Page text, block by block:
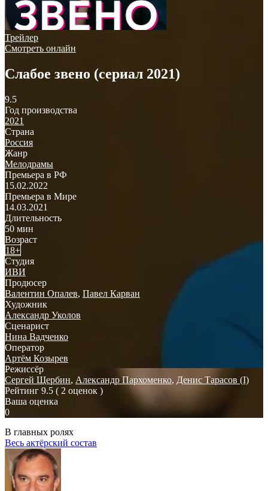
Трейлер
Смотреть онлайн
Слабое звено (сериал 2021)
9.5
Год производства
2021
Страна
Россия
Жанр
Мелодрамы
Премьера в РФ
15.02.2022
Премьера в Мире
14.03.2021
Длительность
50 мин
Возраст
18+
Студия
ИВИ
Продюсер
Валентин Опалев, Павел Карван
Художник
Александр Уколов
Сценарист
Нина Вадченко
Оператор
Артём Козырев
Режиссёр
Сергей Щербин, Александр Пархоменко, Денис Тарасов (I)
Рейтинг 9.5 ( 2 оценок )
Ваша оценка
0
В главных ролях
Весь актёрский состав